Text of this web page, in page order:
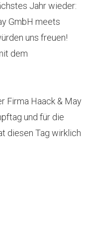
Jahr wieder:
GmbH meets
uns freuen!
dem
Firma Haack & May
und für die
diesen Tag wirklich